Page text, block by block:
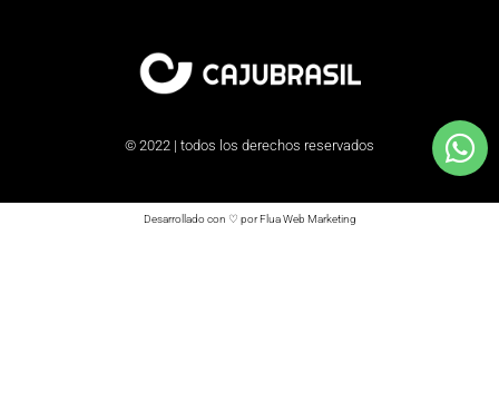
© 2022 | todos los derechos reservados
Desarrollado con ♡ por Flua Web Marketing